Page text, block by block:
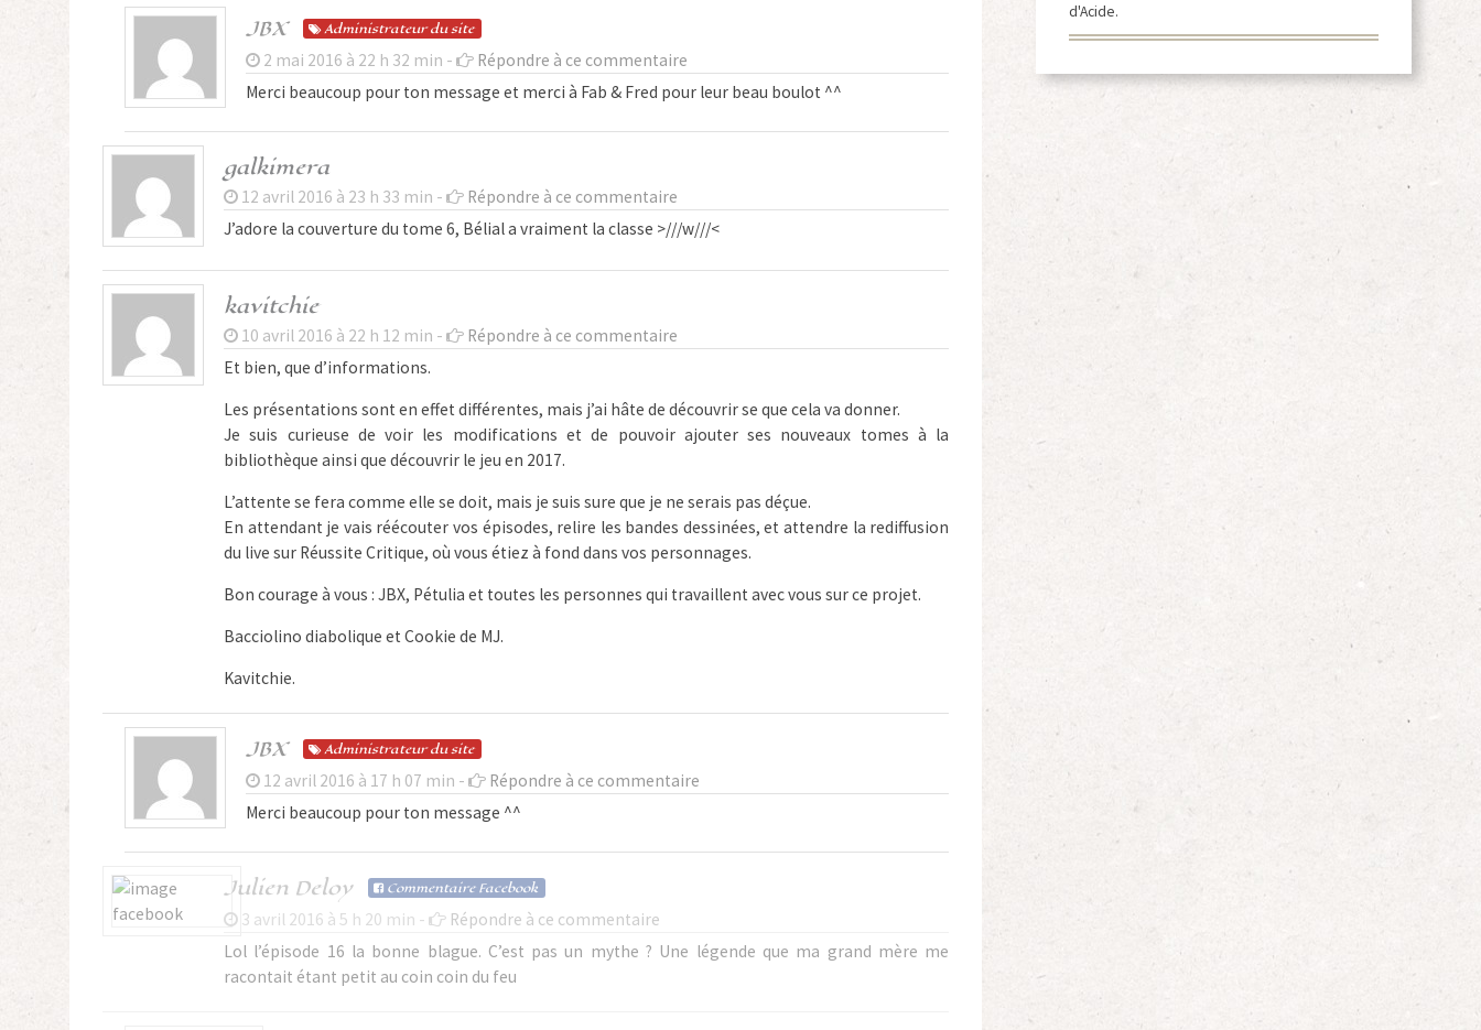
JBX Administrateurdu site
2 mai 2016 à 22 h 32 min -
Répondre à ce commentaire
Merci beaucoup pour ton message et merci à Fab & Fred pour leur beau boulot ^^
galkimera
12 avril 2016 à 23 h 33 min -
Répondre à ce commentaire
J’adore la couverture du tome 6, Bélial a vraiment la classe >///w///<
kavitchie
10 avril 2016 à 22 h 12 min -
Répondre à ce commentaire
Et bien, que d’informations.
Les présentations sont en effet différentes, mais j’ai hâte de découvrir se que cela va donner.
Je suis curieuse de voir les modifications et de pouvoir ajouter ses nouveaux tomes à la
bibliothèque ainsi que découvrir le jeu en 2017.
L’attente se fera comme elle se doit, mais je suis sure que je ne serais pas déçue.
En attendant je vais réécouter vos épisodes, relire les bandes dessinées, et attendre la rediffusion
du live sur Réussite Critique, où vous étiez à fond dans vos personnages.
Bon courage à vous : JBX, Pétulia et toutes les personnes qui travaillent avec vous sur ce projet.
Bacciolino diabolique et Cookie de MJ.
Kavitchie.
JBX Administrateurdu site
12 avril 2016 à 17 h 07 min -
Répondre à ce commentaire
Merci beaucoup pour ton message ^^
Julien Deloy Commentaire Facebook
3 avril 2016 à 5 h 20 min -
Répondre à ce commentaire
Lol l’épisode 16 la bonne blague. C’est pas un mythe ? Une légende que ma grand mère me
racontait étant petit au coin coin du feu
d'Acide.